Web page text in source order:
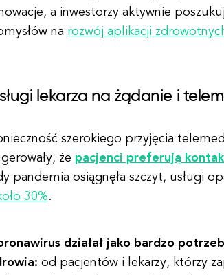
a inwestorzy aktywnie
na rozwój aplikacji
lekarza na żądanie i
szerokiego przyjęcia
że pacjenci preferują
pandemia osiągnęła szczyt, usługi
30%.
działał jako bardzo
od pacjentów i lekarzy, którzy